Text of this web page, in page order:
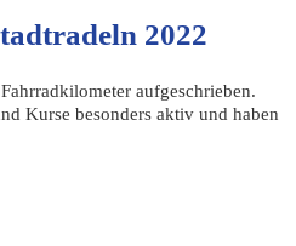
2022
aufgeschrieben.
Kurse besonders aktiv und haben